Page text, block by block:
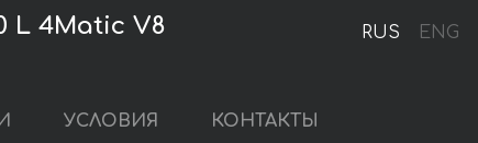
RUS ENG
L 4Matic V8
УСЛОВИЯ КОНТАКТЫ